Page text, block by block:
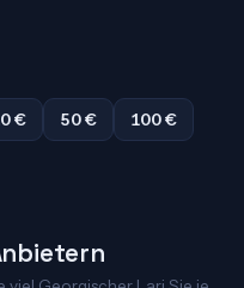
€ 50 €
100 €